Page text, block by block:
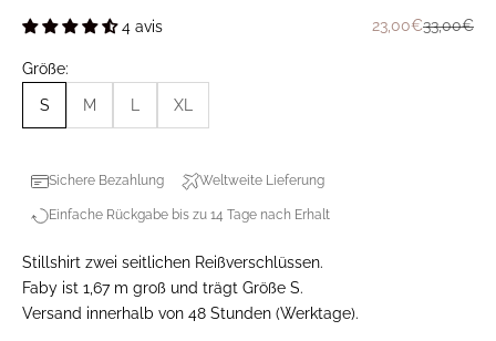
4 avis Prix de vente
23,00€Prix
33,00€
Größe:
S M XL
Sichere Bezahlung Weltweite Lieferung
Einfache Rückgabe bis zu 14 Tage nach Erhalt
Stillshirt zwei seitlichen Reißverschlüssen.
Faby ist 1,67 m groß und trägt Größe S.
Versand innerhalb von 48 Stunden (Werktage).